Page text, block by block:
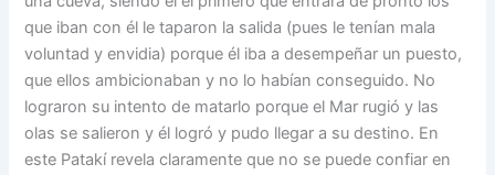
que iban con él le taparon la salida (pues le tenían mala
voluntad y envidia) porque él iba a desempeñar un puesto,
que ellos ambicionaban y no lo habían conseguido. No
lograron su intento de matarlo porque el Mar rugió y las
olas se salieron y él logró y pudo llegar a su destino. En
este Patakí revela claramente que no se puede confiar en